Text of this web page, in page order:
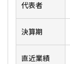
代表者
決算期
直近業績